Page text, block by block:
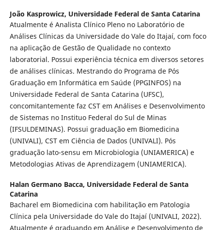
João Kasprowicz, Universidade Federal de Santa Catarina
Atualmente é Analista Clínico Pleno no Laboratório de
Análises Clínicas da Universidade do Vale do Itajaí, com foco
na aplicação de Gestão de Qualidade no contexto
laboratorial. Possui experiência técnica em diversos setores
de análises clínicas. Mestrando do Programa de Pós
Graduação em Informática em Saúde (PPGINFOS) na
Universidade Federal de Santa Catarina (UFSC),
concomitantemente faz CST em Análises e Desenvolvimento
de Sistemas no Instituo Federal do Sul de Minas
(IFSULDEMINAS). Possui graduação em Biomedicina
(UNIVALI), CST em Ciência de Dados (UNIVALI). Pós
graduação lato-sensu em Microbiologia (UNIAMERICA) e
Metodologias Ativas de Aprendizagem (UNIAMERICA).
Halan Germano Bacca, Universidade Federal de Santa
Catarina
Bacharel em Biomedicina com habilitação em Patologia
Clínica pela Universidade do Vale do Itajaí (UNIVALI, 2022).
Atualmente é graduando em Análise e Desenvolvimento de